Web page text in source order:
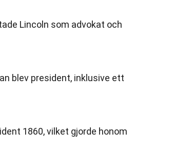
Lincoln som advokat och
blev president, inklusive ett
1860, vilket gjorde honom